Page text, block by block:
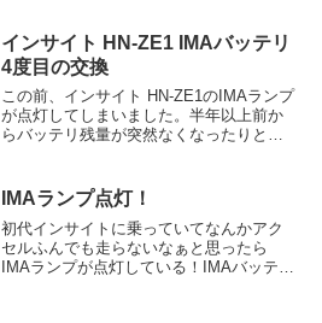
ラバラに締められていてスピ...
インサイト HN-ZE1 IMAバッテリ
4度目の交換
この前、インサイト HN-ZE1のIMAランプ
が点灯してしまいました。半年以上前か
らバッテリ残量が突然なくなったりと繰
う点灯です。IMAバッテリを交換して2年
2ヶ月でし...
IMAランプ点灯！
初代インサイトに乗っていてなんかアク
セルふんでも走らないなぁと思ったら
IMAランプが点灯している！IMAバッテリ